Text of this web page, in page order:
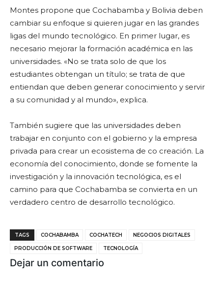
Montes propone que Cochabamba y Bolivia deben
cambiar su enfoque si quieren jugar en las grandes
ligas del mundo tecnológico. En primer lugar, es
necesario mejorar la formación académica en las
universidades. «No se trata solo de que los
estudiantes obtengan un título; se trata de que
entiendan que deben generar conocimiento y servir
a su comunidad y al mundo», explica.
También sugiere que las universidades deben
trabajar en conjunto con el gobierno y la empresa
privada para crear un ecosistema de co creación. La
economía del conocimiento, donde se fomente la
investigación y la innovación tecnológica, es el
camino para que Cochabamba se convierta en un
verdadero centro de desarrollo tecnológico.
TAGS COCHABAMBA COCHATECH NEGOCIOS DIGITALES
PRODUCCIÓN DE SOFTWARE TECNOLOGÍA
Dejar un comentario